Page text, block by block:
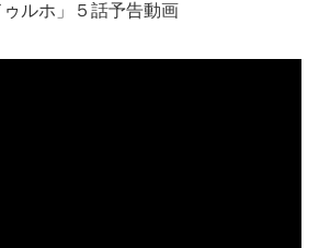
ゥルホ」５話予告動画